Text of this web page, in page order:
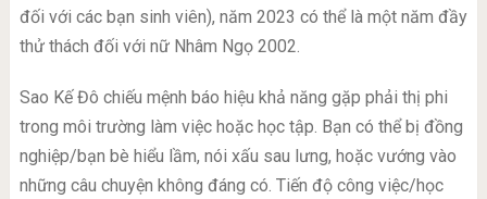
đối với các bạn sinh viên), năm 2023 có thể là một năm đầy
thử thách đối với nữ Nhâm Ngọ 2002.
Sao Kế Đô chiếu mệnh báo hiệu khả năng gặp phải thị phi
trong môi trường làm việc hoặc học tập. Bạn có thể bị đồng
nghiệp/bạn bè hiểu lầm, nói xấu sau lưng, hoặc vướng vào
những câu chuyện không đáng có. Tiến độ công việc/học